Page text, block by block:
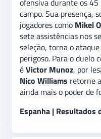
ofensiva durante os
campo. Sua presença,
jogadores como Mikel
sete assistências nos
seleção, torna o
perigoso. Para o duelo
éVictor Munoz, por
Nico Williams retorne
ainda mais o poder de
Espanha |